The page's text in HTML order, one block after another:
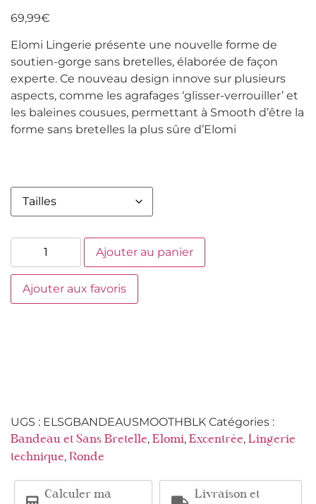
69,99€
Elomi Lingerie présente une nouvelle forme de
soutien-gorge sans bretelles, élaborée de façon
experte. Ce nouveau design innove sur plusieurs
aspects, comme les agrafages ‘glisser-verrouiller’ et
les baleines cousues, permettant à Smooth d’être la
forme sans bretelles la plus sûre d’Elomi
Ajouter au panier
Ajouter aux favoris
UGS : ELSGBANDEAUSMOOTHBLK Catégories :
Bandeau et Sans Bretelle, Elomi, Excentrée, Lingerie
technique, Ronde
Calculer ma
Livraison et